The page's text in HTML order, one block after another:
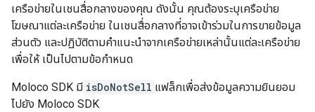
เครือข่ายในเชนสื่อกลางของคุณ ดังนั้น คุณต้องระบุเครือข่าย
โฆษณาแต่ละเครือข่าย ในเชนสื่อกลางที่อาจเข้าร่วมในการขายข้อมูล
ส่วนตัว และปฏิบัติตามคำแนะนำจากเครือข่ายเหล่านั้นแต่ละเครือข่าย
เพื่อให้ เป็นไปตามข้อกำหนด
Moloco SDK มี isDoNotSell แฟล็กเพื่อส่งข้อมูลความยินยอม
ไปยัง Moloco SDK